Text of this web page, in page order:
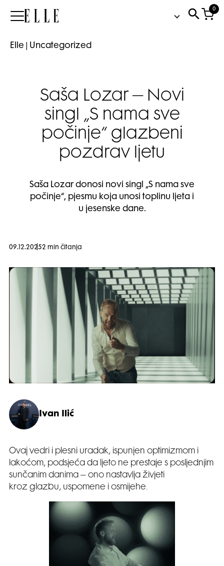
Elle
0
Elle Uncategorized
Saša Lozar – Novi
singl „S nama sve
počinje“ glazbeni
pozdrav ljetu
Saša Lozar donosi novi singl „S nama sve
počinje“, pjesmu koja unosi toplinu ljeta i
u jesenske dane.
09.12.20252 min čitanja
Ivan Ilić
Ovaj vedri i plesni uradak, ispunjen optimizmom i
lakoćom, podsjeća da ljeto ne prestaje s posljednjim
sunčanim danima – ono nastavlja živjeti
kroz glazbu, uspomene i osmijehe.